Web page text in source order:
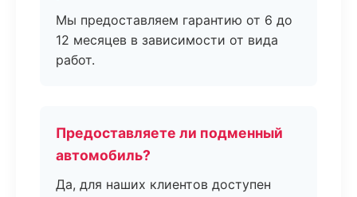
Мы предоставляем гарантию от 6 до
12 месяцев в зависимости от вида
работ.
Предоставляете ли подменный
автомобиль?
Да, для наших клиентов доступен